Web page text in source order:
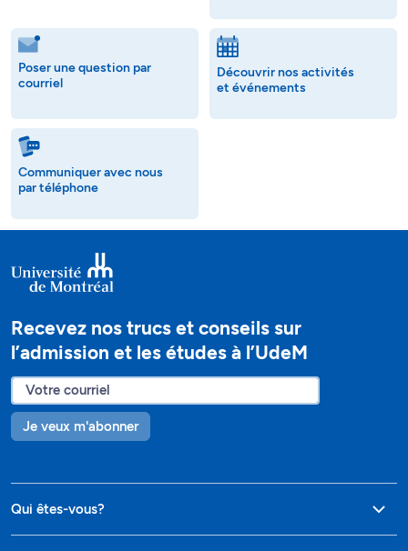
Poser une question par
courriel
Découvrir nos activités
et événements
Communiquer avec nous
par téléphone
Recevez nos trucs et conseils sur
l’admission et les études à l’UdeM
Je veux m'abonner
Qui êtes-vous?